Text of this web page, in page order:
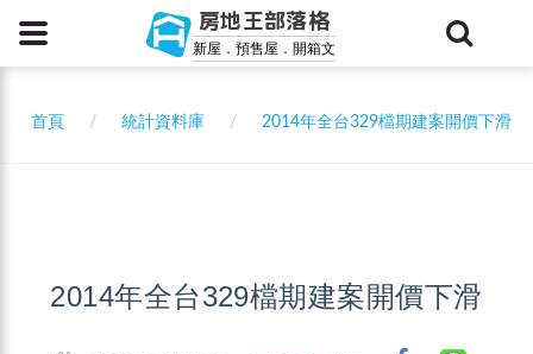
房地王部落格
新屋．預售屋．開箱文
首頁 統計資料庫 2014年全台329檔期建案開價下滑
2014年全台329檔期建案開價下滑